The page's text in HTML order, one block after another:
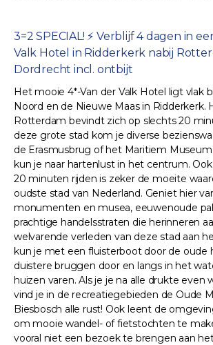
3=2 SPECIAL! ⚡ Verblijf 4 dagen in
Valk Hotel in Ridderkerk nabij
Dordrecht incl. ontbijt
Het mooie 4*-Van der Valk Hotel ligt vlak
Noord en de Nieuwe Maas in Ridderkerk.
Rotterdam bevindt zich op slechts 20
deze grote stad kom je diverse
de Erasmusbrug of het Maritiem
kun je naar hartenlust in het centrum.
20 minuten rijden is zeker de moeite
oudste stad van Nederland. Geniet hier
monumenten en musea, eeuwenoude
prachtige handelsstraten die herinneren
welvarende verleden van deze stad aan
kun je met een fluisterboot door de oude
duistere bruggen door en langs in het
huizen varen. Als je je na alle drukte even
vind je in de recreatiegebieden de Oude
Biesbosch alle rust! Ook leent de
om mooie wandel- of fietstochten te
vooral niet een bezoek te brengen aan